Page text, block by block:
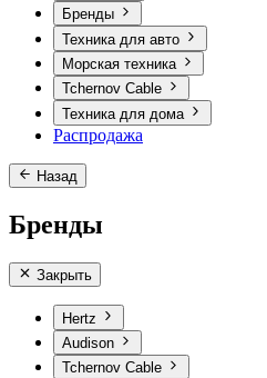
Бренды
Техника для авто
Морская техника
Tchernov Cable
Техника для дома
Распродажа
Назад
Бренды
Закрыть
Hertz
Audison
Tchernov Cable